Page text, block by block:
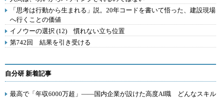
「思考は行動から生まれる」説。20年コードを書いて悟った、建設現場
へ行くことの価値
イノウーの選択 (12) 慣れない立ち位置
第742回 結果を引き受ける
自分研 新着記事
最高で「年収6000万超」――国内企業が設けた高度AI職 どんなスキル